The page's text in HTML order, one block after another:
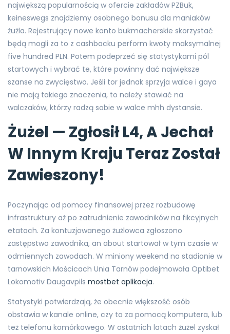
największą popularnością w ofercie zakładów PZBuk,
keineswegs znajdziemy osobnego bonusu dla maniaków
żużla. Rejestrujący nowe konto bukmacherskie skorzystać
będą mogli za to z cashbacku perform kwoty maksymalnej
five hundred PLN. Potem podeprzeć się statystykami pól
startowych i wybrać te, które powinny dać największe
szanse na zwycięstwo. Jeśli tor jednak sprzyja walce i gaya
nie mają takiego znaczenia, to należy stawiać na
walczaków, którzy radzą sobie w walce mhh dystansie.
Żużel — Zgłosił L4, A Jechał
W Innym Kraju Teraz Został
Zawieszony!
Poczynając od pomocy finansowej przez rozbudowę
infrastruktury aż po zatrudnienie zawodników na fikcyjnych
etatach. Za kontuzjowanego żużlowca zgłoszono
zastępstwo zawodnika, an about startował w tym czasie w
odmiennych zawodach. W miniony weekend na stadionie w
tarnowskich Mościcach Unia Tarnów podejmowała Optibet
Lokomotiv Daugavpils mostbet aplikacja.
Statystyki potwierdzają, że obecnie większość osób
obstawia w kanale online, czy to za pomocą komputera, lub
też telefonu komórkowego. W ostatnich latach żużel zyskał